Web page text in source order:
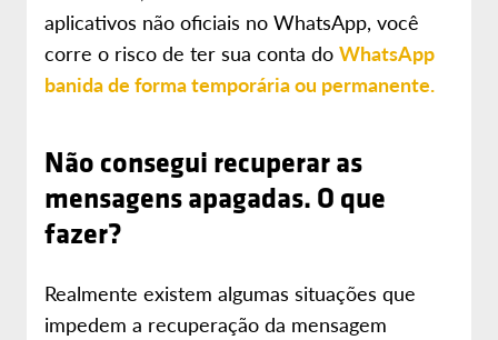
aplicativos não oficiais no WhatsApp, você
corre o risco de ter sua conta do WhatsApp
banida de forma temporária ou permanente.
Não consegui recuperar as
mensagens apagadas. O que
fazer?
Realmente existem algumas situações que
impedem a recuperação da mensagem